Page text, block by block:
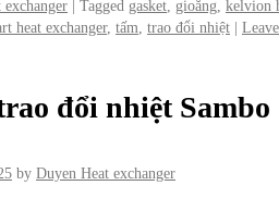
exchanger Tagged gasket gioăng kelvion
heat exchanger, tấm trao đổi nhiệt |
đổi nhiệt Sambo
by Duyen Heat exchanger